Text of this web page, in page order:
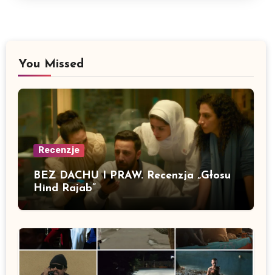
You Missed
Recenzje
BEZ DACHU I PRAW. Recenzja „Głosu
Hind Rajab”